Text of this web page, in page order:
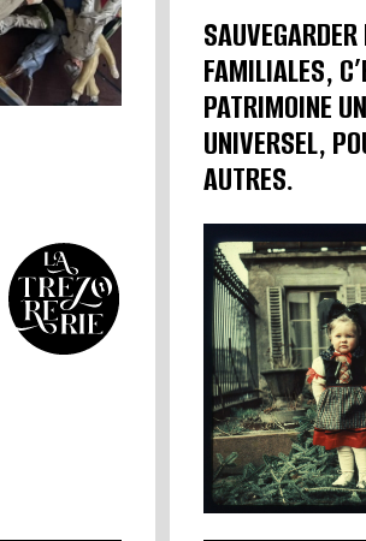
FAMILIALES,
PATRIMOINE
UNIVERSEL,
AUTRES.